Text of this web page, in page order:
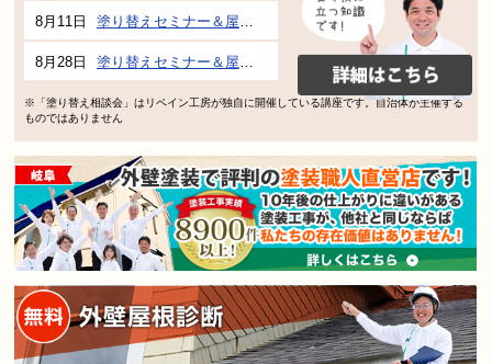
8月11日 塗り替えセミナー＆屋根、外壁の塗り替え市民講座 inぎふメディアコスモス
8月28日 塗り替えセミナー＆屋根、外壁の塗り替え市民講座 inぎふメディアコスモス
※「塗り替え相談会」はリペイン工房が独自に開催している講座です。自治体が主催する
ものではありません